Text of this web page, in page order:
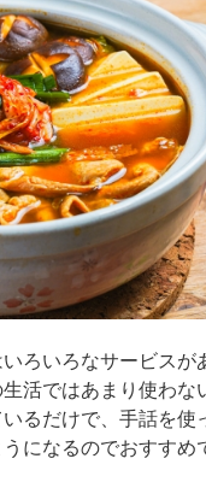
ろいろなサービスが
活ではあまり使わな
るだけで、手話を使
になるのでおすすめ